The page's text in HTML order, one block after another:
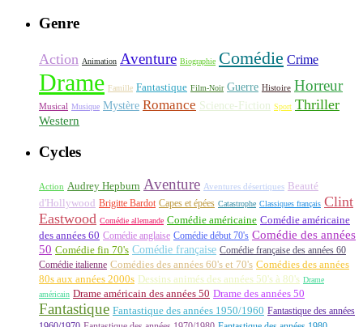
Genre
Action Animation Aventure Biographie Comédie Crime
Drame Famille Fantastique Film-Noir Guerre Histoire Horreur
Musical Musique Mystère Romance Science-Fiction Sport Thriller
Western
Cycles
Action Audrey Hepburn Aventure Aventures désertiques Beauté
d'Hollywood Brigitte Bardot Capes et épées Catastrophe Classiques français Clint
Eastwood Comédie allemande Comédie américaine Comédie américaine
des années 60 Comédie anglaise Comédie début 70's Comédie des années
50 Comédie fin 70's Comédie française Comédie française des années 60
Comédie italienne Comédies des années 60's et 70's Comédies des années
80s aux années 2000s Dessins animés des années 50's à 80's Drame
américain Drame américain des années 50 Drame des années 50
Fantastique Fantastique des années 1950/1960 Fantastique des années